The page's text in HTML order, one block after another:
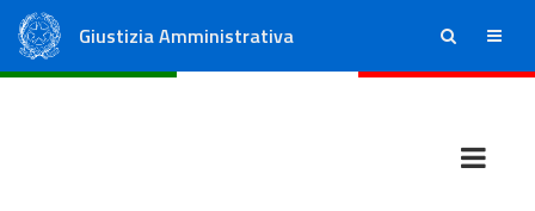
Giustizia Amministrativa ricerca menu